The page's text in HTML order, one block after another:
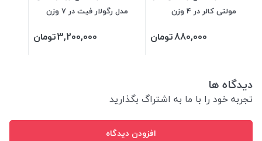
مولتی کالر در 4 وزن
880,000تومان
مدل رگولار فیت در 7 وزن
3,200,000تومان
دیدگاه ها
تجربه خود را با ما به اشتراگ بگذارید
افزودن دیدگاه